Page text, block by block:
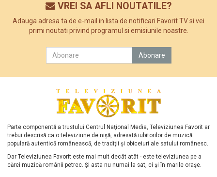
VREI SA AFLI NOUTATILE?
Adauga adresa ta de e-mail in lista de notificari Favorit TV si vei
primi noutati privind programul si emisiunile noastre.
Parte componentă a trustului Centrul Naţional Media, Televiziunea Favorit ar
trebui descrisă ca o televiziune de nişă, adresată iubitorilor de muzică
populară autentică românească, de tradiţii şi obiceiuri ale satului românesc.
Dar Televiziunea Favorit este mai mult decât atât - este televiziunea pe a
cărei muzică românii petrec. Şi asta nu numai la sat, ci şi în marile oraşe.